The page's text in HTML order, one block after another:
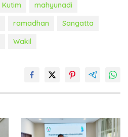
Kutim
mahyunadi
ramadhan
Sangatta
Wakil